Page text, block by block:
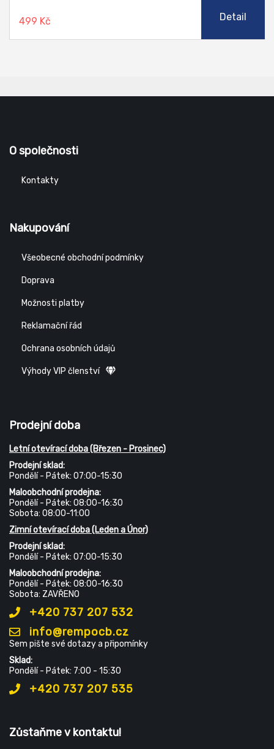
499 Kč Detail
O společnosti
Kontakty
Nakupování
Všeobecné obchodní podmínky
Doprava
Možnosti platby
Reklamační řád
Ochrana osobních údajů
Výhody VIP členství
Prodejní doba
Letní otevírací doba (Březen - Prosinec)
Prodejní sklad:
Pondělí - Pátek: 07:00-15:30
Maloobchodní prodejna:
Pondělí - Pátek: 08:00-16:30
Sobota: 08:00-11:00
Zimní otevírací doba (Leden a Únor)
Prodejní sklad:
Pondělí - Pátek: 07:00-15:30
Maloobchodní prodejna:
Pondělí - Pátek: 08:00-16:30
Sobota: ZAVŘENO
+420 737 207 532
info@rempocb.cz
Sem pište své dotazy a připomínky
Sklad:
Pondělí - Pátek: 7:00 - 15:30
+420 737 207 535
Zůstaňme v kontaktu!